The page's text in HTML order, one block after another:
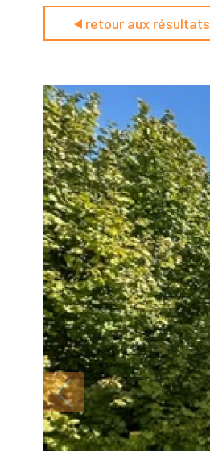
retour aux résultats